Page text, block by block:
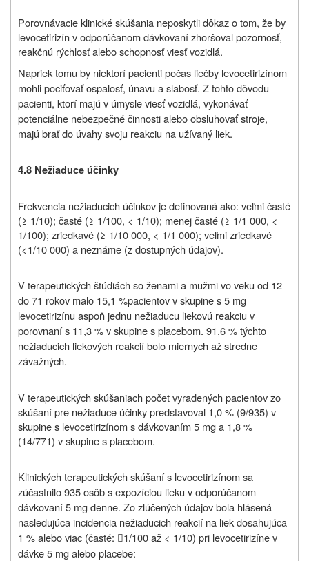
Porovnávacie klinické skúšania neposkytli dôkaz o tom, že by
levocetirizín v odporúčanom dávkovaní zhoršoval pozornosť,
reakčnú rýchlosť alebo schopnosť viesť vozidlá.
Napriek tomu by niektorí pacienti počas liečby levocetirizínom
mohli pociťovať ospalosť, únavu a slabosť. Z tohto dôvodu
pacienti, ktorí majú v úmysle viesť vozidlá, vykonávať
potenciálne nebezpečné činnosti alebo obsluhovať stroje,
majú brať do úvahy svoju reakciu na užívaný liek.
4.8 Nežiaduce účinky
Frekvencia nežiaducich účinkov je definovaná ako: veľmi časté
(≥ 1/10); časté (≥ 1/100, < 1/10); menej časté (≥ 1/1 000, <
1/100); zriedkavé (≥ 1/10 000, < 1/1 000); veľmi zriedkavé
(<1/10 000) a neznáme (z dostupných údajov).
V terapeutických štúdiách so ženami a mužmi vo veku od 12
do 71 rokov malo 15,1 %pacientov v skupine s 5 mg
levocetirizínu aspoň jednu nežiaducu liekovú reakciu v
porovnaní s 11,3 % v skupine s placebom. 91,6 % týchto
nežiaducich liekových reakcií bolo miernych až stredne
závažných.
V terapeutických skúšaniach počet vyradených pacientov zo
skúšaní pre nežiaduce účinky predstavoval 1,0 % (9/935) v
skupine s levocetirizínom s dávkovaním 5 mg a 1,8 %
(14/771) v skupine s placebom.
Klinických terapeutických skúšaní s levocetirizínom sa
zúčastnilo 935 osôb s expozíciou lieku v odporúčanom
dávkovaní 5 mg denne. Zo zlúčených údajov bola hlásená
nasledujúca incidencia nežiaducich reakcií na liek dosahujúca
1 % alebo viac (časté: 1/100 až < 1/10) pri levocetirizíne v
dávke 5 mg alebo placebe: